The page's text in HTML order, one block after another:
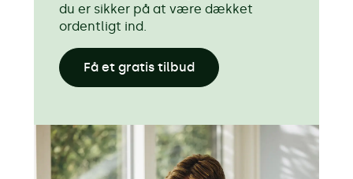
du er sikker på at være dækket
ordentligt ind.
Få et gratis tilbud